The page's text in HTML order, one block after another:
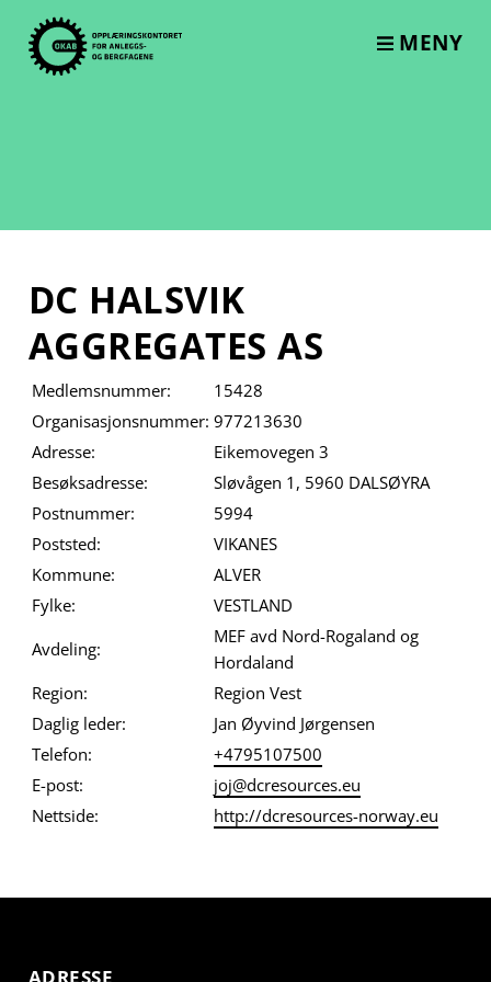
content
MENY
DC HALSVIK
AGGREGATES AS
Medlemsnummer:
15428
Organisasjonsnummer: 977213630
Adresse:
Eikemovegen 3
Besøksadresse:
Sløvågen 1, 5960 DALSØYRA
Postnummer:
5994
Poststed:
VIKANES
Kommune:
ALVER
Fylke:
VESTLAND
Avdeling:
MEF avd Nord-Rogaland og
Hordaland
Region:
Region Vest
Daglig leder:
Jan Øyvind Jørgensen
Telefon:
+4795107500
E-post:
joj@dcresources.eu
Nettside:
http://dcresources-norway.eu